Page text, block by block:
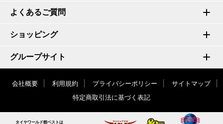
よくあるご質問
ショッピング
グループサイト
会社概要 利用規約 プライバシーポリシー
サイトマップ
特定商取引法に基づく表記
タイヤワールド館ベストは